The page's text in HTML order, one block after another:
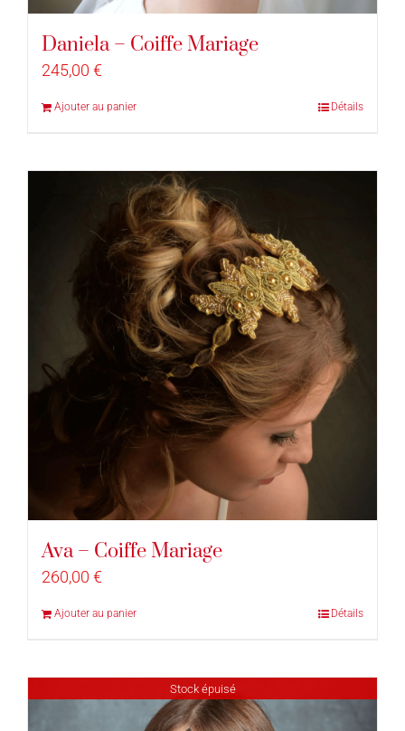
Daniela – Coiffe Mariage
245,00 €
Ajouter au panier Détails
Ava – Coiffe Mariage
260,00 €
Ajouter au panier Détails
Stock épuisé